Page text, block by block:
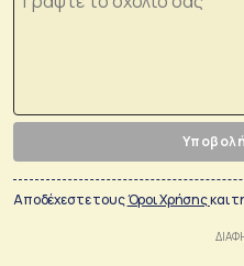
Αποδέχεστε τουςΌροι Χρήσηςκαι